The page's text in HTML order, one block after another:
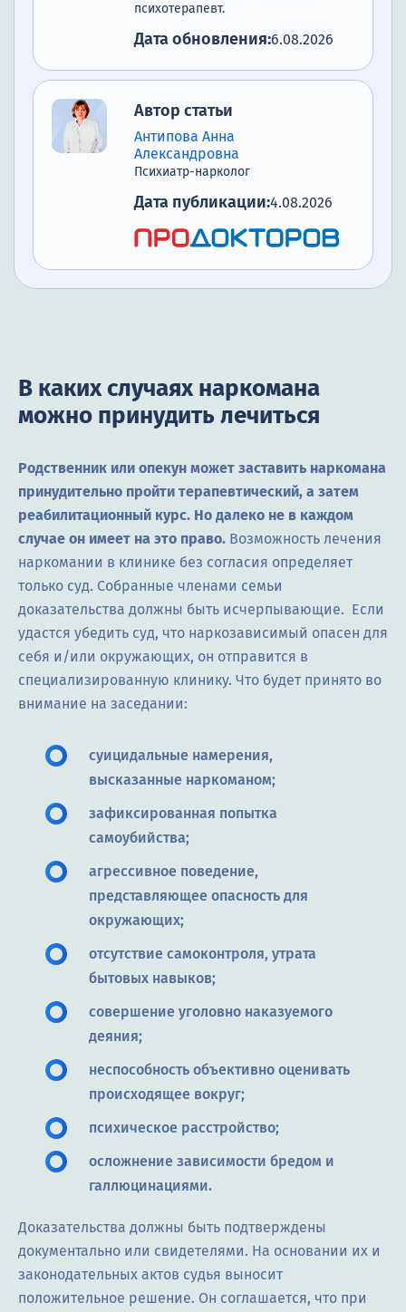
психотерапевт.
Дата обновления:6.08.2026
Автор статьи
Антипова Анна
Александровна
Психиатр-нарколог
Дата публикации:4.08.2026
В каких случаях наркомана
можно принудить лечиться
Родственник или опекун может заставить наркомана
принудительно пройти терапевтический, а затем
реабилитационный курс. Но далеко не в каждом
случае он имеет на это право. Возможность лечения
наркомании в клинике без согласия определяет
только суд. Собранные членами семьи
доказательства должны быть исчерпывающие. Если
удастся убедить суд, что наркозависимый опасен для
себя и/или окружающих, он отправится в
специализированную клинику. Что будет принято во
внимание на заседании:
суицидальные намерения,
высказанные наркоманом;
зафиксированная попытка
самоубийства;
агрессивное поведение,
представляющее опасность для
окружающих;
отсутствие самоконтроля, утрата
бытовых навыков;
совершение уголовно наказуемого
деяния;
неспособность объективно оценивать
происходящее вокруг;
психическое расстройство;
осложнение зависимости бредом и
галлюцинациями.
Доказательства должны быть подтверждены
документально или свидетелями. На основании их и
законодательных актов судья выносит
положительное решение. Он соглашается, что при